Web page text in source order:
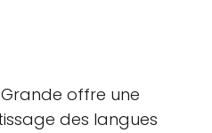
offre une
des langues